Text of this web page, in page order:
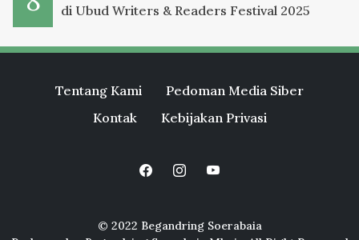
di Ubud Writers & Readers Festival 2025
Tentang Kami
Pedoman Media Siber
Kontak
Kebijakan Privasi
© 2022 Begandring Soerabaia